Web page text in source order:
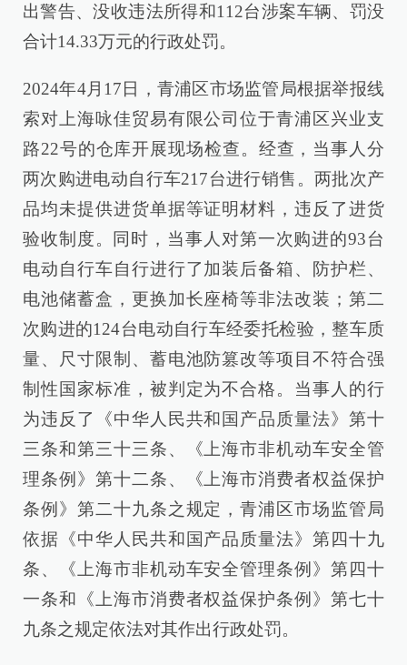
出警告、没收违法所得和112台涉案车辆、罚没
合计14.33万元的行政处罚。
2024年4月17日，青浦区市场监管局根据举报线
索对上海咏佳贸易有限公司位于青浦区兴业支
路22号的仓库开展现场检查。经查，当事人分
两次购进电动自行车217台进行销售。两批次产
品均未提供进货单据等证明材料，违反了进货
验收制度。同时，当事人对第一次购进的93台
电动自行车自行进行了加装后备箱、防护栏、
电池储蓄盒，更换加长座椅等非法改装；第二
次购进的124台电动自行车经委托检验，整车质
量、尺寸限制、蓄电池防篡改等项目不符合强
制性国家标准，被判定为不合格。当事人的行
为违反了《中华人民共和国产品质量法》第十
三条和第三十三条、《上海市非机动车安全管
理条例》第十二条、《上海市消费者权益保护
条例》第二十九条之规定，青浦区市场监管局
依据《中华人民共和国产品质量法》第四十九
条、《上海市非机动车安全管理条例》第四十
一条和《上海市消费者权益保护条例》第七十
九条之规定依法对其作出行政处罚。